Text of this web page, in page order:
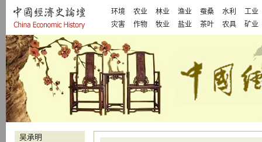
环境 农业 林业 渔业 蚕桑 水利
工业
灾害
作物 牧业 盐业 茶叶 农具 矿业
吴承明